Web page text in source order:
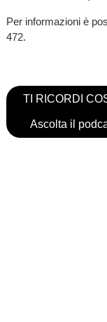
Per informazioni è
472.
TI RICORDI
Ascolta il